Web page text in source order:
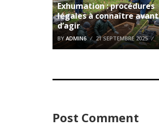
Exhumation : procédures
légales à connaître avant
d’agir
BYADMIN6 21 SEPTEMBRE 2025
Post Comment